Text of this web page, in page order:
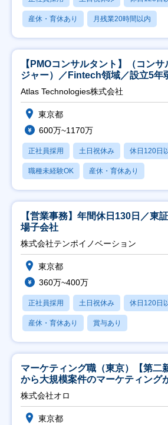
産休・育休あり 月残業20時間以内
【PMOコンサルタント】（コン
ジャー）／Fintech領域／設立5年
Atlas Technologies株式会社
東京都
600万~1170万
正社員採用 土日祝休み 休日120日
職種未経験OK 産休・育休あり
【営業事務】年間休日130日／東
場子会社
株式会社テンポイノベーション
東京都
360万~400万
正社員採用 土日祝休み 休日120日
産休・育休あり 賞与あり
マーケティング職（東京）【第二
から大規模案件のマーケティング
修充実】
株式会社オロ
東京都